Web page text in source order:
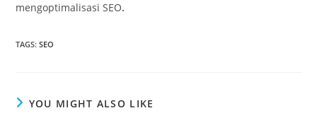
mengoptimalisasi SEO.
TAGS:SEO
YOU MIGHT ALSO LIKE